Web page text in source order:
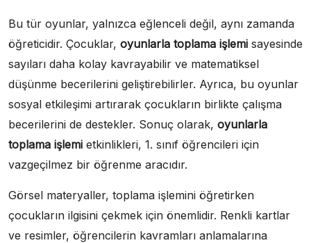
Bu tür oyunlar, yalnızca eğlenceli değil, aynı zamanda
öğreticidir. Çocuklar, oyunlarla toplama işlemi sayesinde
sayıları daha kolay kavrayabilir ve matematiksel
düşünme becerilerini geliştirebilirler. Ayrıca, bu oyunlar
sosyal etkileşimi artırarak çocukların birlikte çalışma
becerilerini de destekler. Sonuç olarak, oyunlarla
toplama işlemi etkinlikleri, 1. sınıf öğrencileri için
vazgeçilmez bir öğrenme aracıdır.
Görsel materyaller, toplama işlemini öğretirken
çocukların ilgisini çekmek için önemlidir. Renkli kartlar
ve resimler, öğrencilerin kavramları anlamalarına